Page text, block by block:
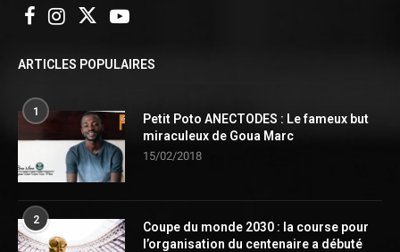
ARTICLES POPULAIRES
1
Petit Poto ANECTODES : Le fameux but
miraculeux de Goua Marc
15/02/2018
2
Coupe du monde 2030 : la course pour
l’organisation du centenaire a débuté